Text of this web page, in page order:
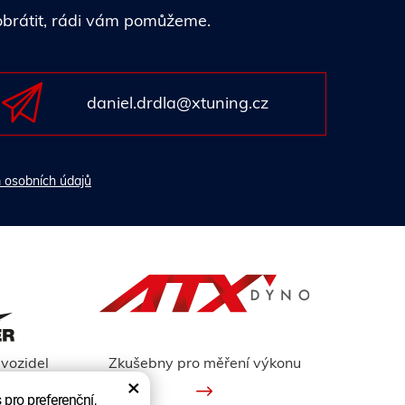
preferenční, ×
rádi vám pomůžeme.
daniel.drdla@xtuning.cz
údajů
Zkušebny pro měření výkonu